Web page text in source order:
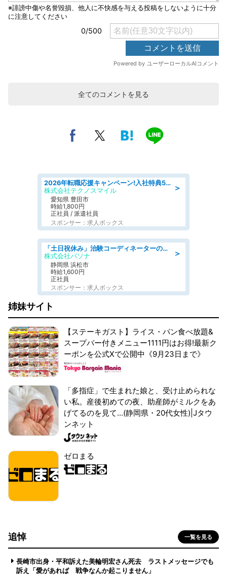
全てのコメントを見る
＞
2026年転職応援キャンペーン!入社特典58万円/デンソーで働こう!自動車工場で小型部品の検査業務 denso aichi
株式会社テクノスマイル
愛知県 豊田市
時給1,800円
正社員 / 派遣社員
スポンサー：求人ボックス
＞
「土日祝休み」治験コーディネーターのお仕事/未経験OK
株式会社パソナ
静岡県 浜松市
時給1,600円
正社員
スポンサー：求人ボックス
姉妹サイト
【ステーキガスト】ライス・パン食べ放題&
スープバー付きメニュー1111円はお得!最新ク
ーポンを公式Xで公開中《9月23日まで》
「多指症」で生まれた娘と、受け止められな
い私。産後初めての夜、助産師がミルクをあ
げてるのを見て...(静岡県・20代女性)|Jタウ
ンネット
ゼロまる
追悼 一覧を見る
長崎市出身・平和訴えた美輪明宏さん死去 ラストメッセージでも
訴え「愛があれば 戦争なんか起こりません」